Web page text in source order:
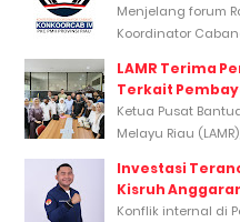
Menjelang forum
Koordinator
LAMR Terima
Terkait
Ketua Pusat
Melayu Riau
Investasi
Kisruh
Konflik internal di